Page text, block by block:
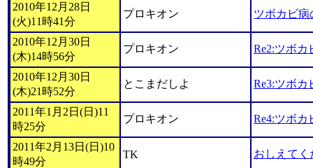
2010年12月28日
(火)11時41分
プロキオン ツボカビ病
2010年12月30日
(木)14時56分
プロキオン Re2:ツボカ
2010年12月30日
(木)21時52分
とこまだしよ Re3:ツボカ
2011年1月2日(日)11
時25分
プロキオン Re4:ツボカ
2011年2月13日(日)10
時49分
TK おしえてく